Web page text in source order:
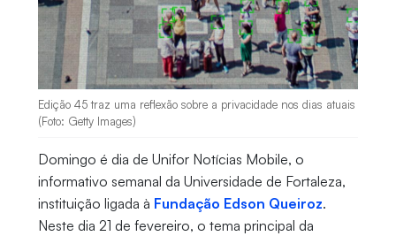
Edição 45 traz uma reflexão sobre a privacidade nos dias atuais
(Foto: Getty Images)
Domingo é dia de Unifor Notícias Mobile, o
informativo semanal da Universidade de Fortaleza,
instituição ligada à Fundação Edson Queiroz.
Neste dia 21 de fevereiro, o tema principal da